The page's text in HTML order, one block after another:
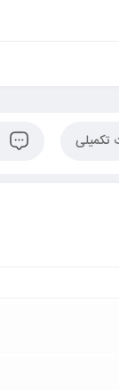
تکمیلی